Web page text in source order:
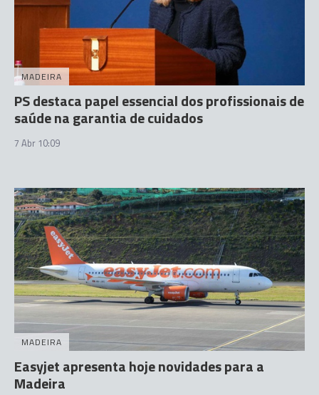
MADEIRA
PS destaca papel essencial dos profissionais de
saúde na garantia de cuidados
7 Abr 10:09
MADEIRA
Easyjet apresenta hoje novidades para a
Madeira